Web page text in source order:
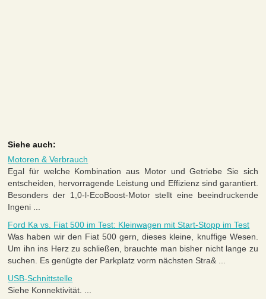
Siehe auch:
Motoren & Verbrauch
Egal für welche Kombination aus Motor und Getriebe Sie sich
entscheiden, hervorragende Leistung und Effizienz sind garantiert.
Besonders der 1,0-l-EcoBoost-Motor stellt eine beeindruckende
Ingeni ...
Ford Ka vs. Fiat 500 im Test: Kleinwagen mit Start-Stopp im Test
Was haben wir den Fiat 500 gern, dieses kleine, knuffige Wesen.
Um ihn ins Herz zu schließen, brauchte man bisher nicht lange zu
suchen. Es genügte der Parkplatz vorm nächsten Stra& ...
USB-Schnittstelle
Siehe Konnektivität. ...